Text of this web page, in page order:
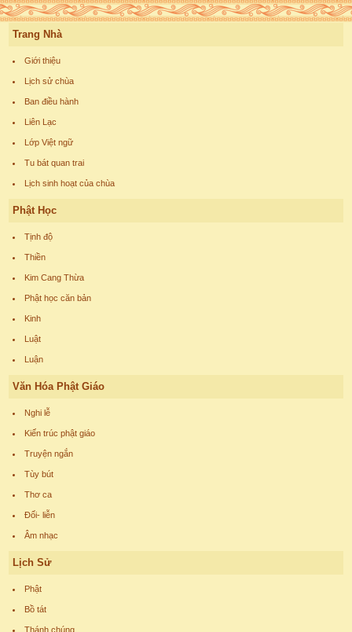
Trang Nhà
Giới thiệu
Lịch sử chùa
Ban điều hành
Liên Lạc
Lớp Việt ngữ
Tu bát quan trai
Lịch sinh hoạt của chùa
Phật Học
Tịnh độ
Thiền
Kim Cang Thừa
Phật học căn bản
Kinh
Luật
Luận
Văn Hóa Phật Giáo
Nghi lễ
Kiến trúc phật giáo
Truyện ngắn
Tùy bút
Thơ ca
Đối- liễn
Âm nhạc
Lịch Sử
Phật
Bồ tát
Thánh chúng